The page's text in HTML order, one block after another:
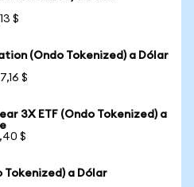
$
(Ondo Tokenized) a Dólar
$
3X ETF (Ondo Tokenized) a
$
Tokenized) a Dólar